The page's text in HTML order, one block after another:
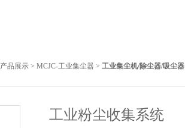
产品展示 > MCJC-工业集尘器 > 工业集尘机/除尘器/吸尘器
工业粉尘收集系统